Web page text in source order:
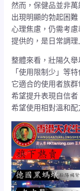
然而，保健品並非
出現明顯的勃起困
心理焦慮，仍需考
提供的，是日常調理
整體來看，壯陽久
「使用限制少」等
它適合的使用者族
希望提升表現自信
希望使用相對溫和配